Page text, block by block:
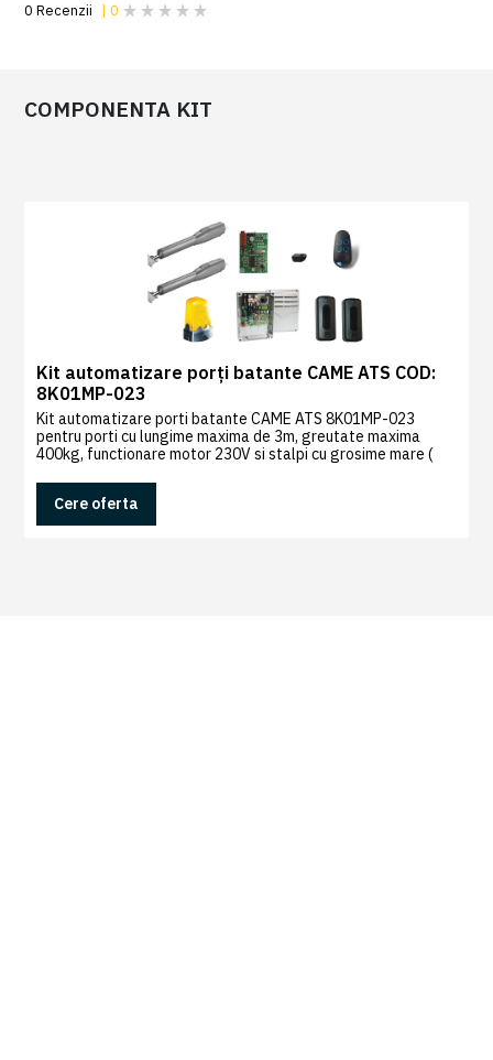
COMPONENTA KIT
Kit automatizare porți batante CAME ATS COD:
8K01MP-023
Kit automatizare porti batante CAME ATS 8K01MP-023
pentru porti cu lungime maxima de 3m, greutate maxima
400kg, functionare motor 230V si stalpi cu grosime mare (
Cere oferta